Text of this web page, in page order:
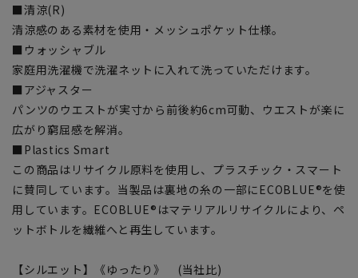
■清涼(R)
清涼感のある素材を使用・メッシュポケット仕様。
■ウォッシャブル
家庭用洗濯機で洗濯ネットに入れて洗っていただけます。
■アジャスター
パンツのウエストが実寸から前後約6cm可動、ウエストが楽に
広がり窮屈感を解消。
■Plastics Smart
この商品はリサイクル原料を使用し、プラスチック・スマート
に賛同しています。当製品は裏地の糸の一部にECOBLUE®を使
用しています。ECOBLUE®はマテリアルリサイクルにより、ペ
ットボトルを繊維へと再生しています。
【シルエット】《ゆったり》 (当社比)